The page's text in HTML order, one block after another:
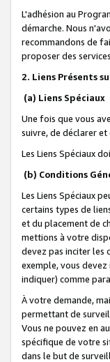
L'adhésion au
démarche. Nous
recommandons de
proposer des
2. Liens Présents
(a) Liens Spéciaux
Une fois que vous
suivre, de déclarer
Les Liens Spéciaux
(b) Conditions
Les Liens Spéciaux
certains types de
et du placement de
mettions à votre
devez pas inciter les
exemple, vous
indiquer) comme
À votre demande,
permettant de
Vous ne pouvez en
spécifique de votre
dans le but de